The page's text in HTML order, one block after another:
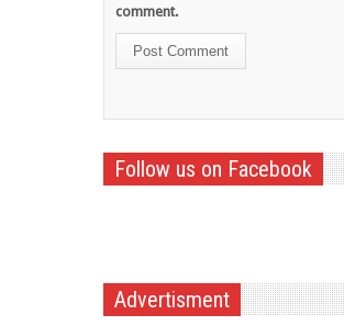
comment.
Follow us on Facebook
Advertisment